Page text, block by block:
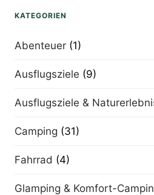
KATEGORIEN
Abenteuer (1)
Ausflugsziele (9)
Ausflugsziele &
Camping (31)
Fahrrad (4)
Glamping & Komfort-